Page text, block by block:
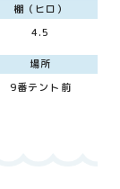
棚（ヒロ）
4.5
場所
9番テント前